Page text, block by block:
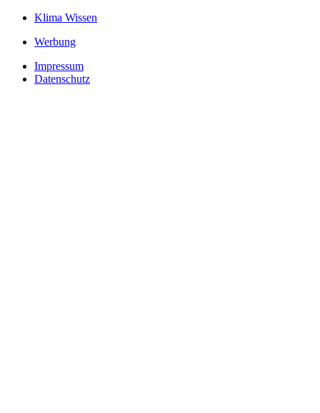
Klima Wissen
Werbung
Impressum
Datenschutz